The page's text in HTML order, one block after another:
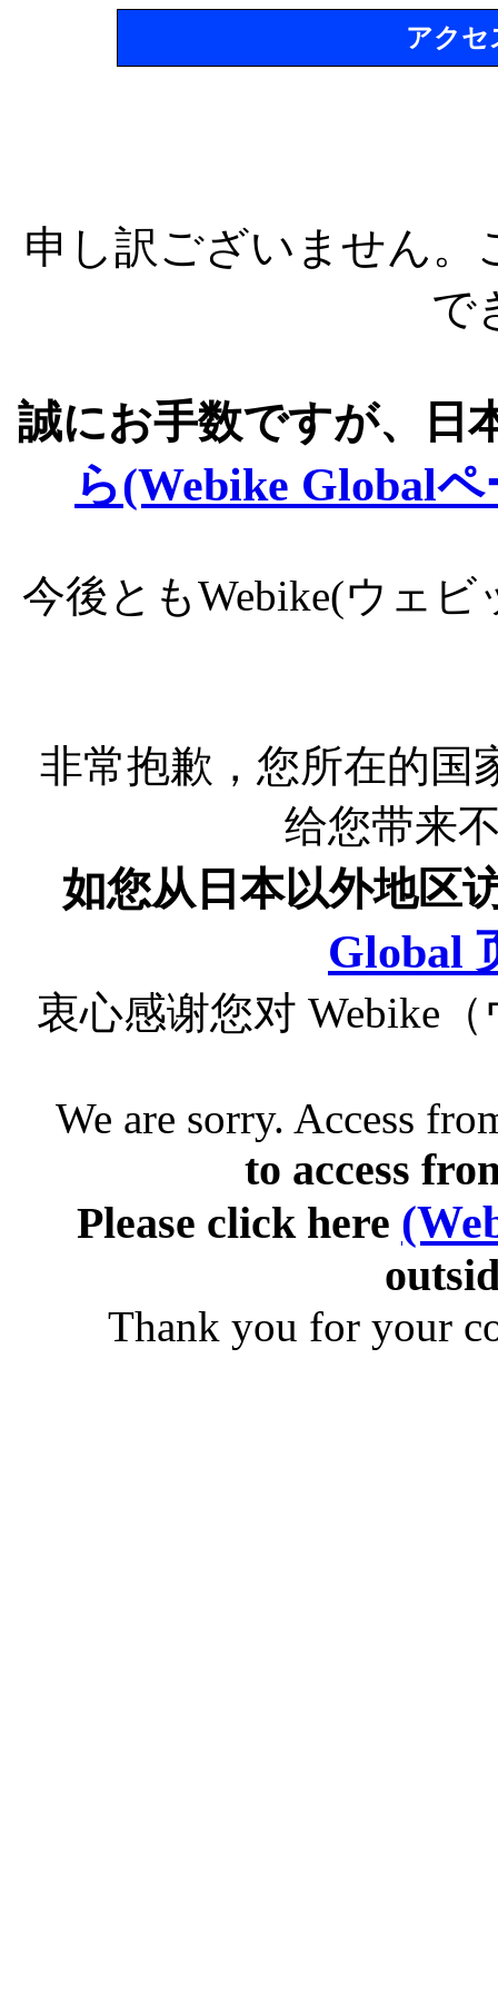
アクセ
申し訳ございません
で
誠にお手数ですが、日
ら(Webike Global
今後ともWebike(ウェ
非常抱歉，您所在的国
给您带来
如您从日本以外地区
Global
衷心感谢您对 Webike
We are sorry. Access
to access
Please click here
Thank you for your